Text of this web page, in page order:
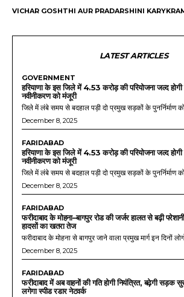
VICHAR GOSHTHI AUR PRADARSHINI
LATEST ARTICLES
GOVERNMENT
हरियाणा के इस जिले में 4.53 करोड़ की परियोजना जल्द
नवीनीकरण को मंजूरी
जिले में लंबे समय से बदहाल पड़ी दो प्रमुख सड़कों के पुनर्निर्माण
December 8, 2025
FARIDABAD
हरियाणा के इस जिले में 4.53 करोड़ की परियोजना जल्द
नवीनीकरण को मंजूरी
जिले में लंबे समय से बदहाल पड़ी दो प्रमुख सड़कों के पुनर्निर्माण
December 8, 2025
FARIDABAD
फरीदाबाद के मोहना–बागपुर रोड की जर्जर हालत से बढ़ी
हादसों का खतरा तेज
फरीदाबाद के मोहना से बागपुर जाने वाला प्रमुख मार्ग इन दिनों
December 8, 2025
FARIDABAD
फरीदाबाद में अब वाहनों की गति होगी नियंत्रित, बढ़ेगी सड़क
लगेगा स्पीड रडार नेटवर्क